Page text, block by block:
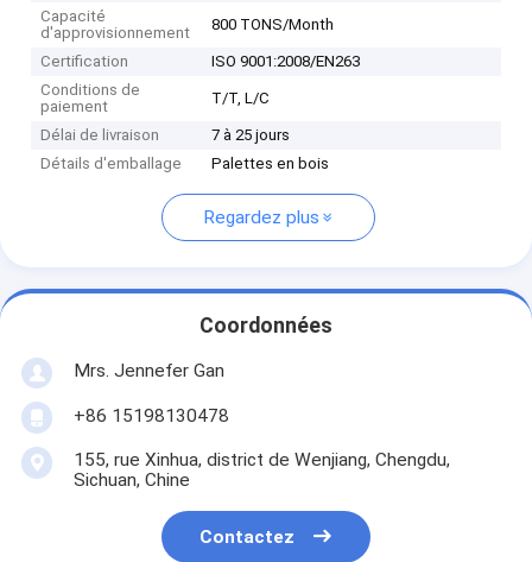
Capacité
d'approvisionnement
800 TONS/Month
Certification
ISO 9001:2008/EN263
Conditions de
paiement
T/T, L/C
Délai de livraison
7 à 25 jours
Détails d'emballage
Palettes en bois
Regardez plus
Coordonnées
Mrs. Jennefer Gan
+86 15198130478
155, rue Xinhua, district de Wenjiang, Chengdu,
Sichuan, Chine
Contactez